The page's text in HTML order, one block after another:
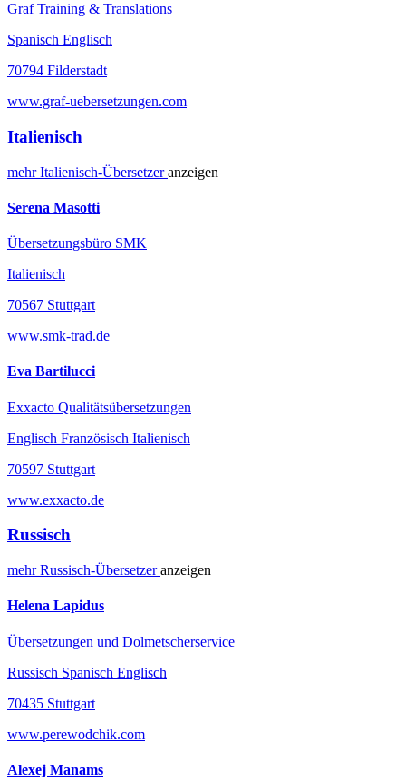
Graf Training & Translations
Spanisch Englisch
70794 Filderstadt
www.graf-uebersetzungen.com
Italienisch
mehrItalienisch-Übersetzeranzeigen
Serena Masotti
Übersetzungsbüro SMK
Italienisch
70567 Stuttgart
www.smk-trad.de
Eva Bartilucci
Exxacto Qualitätsübersetzungen
Englisch Französisch Italienisch
70597 Stuttgart
www.exxacto.de
Russisch
mehrRussisch-Übersetzeranzeigen
Helena Lapidus
Übersetzungen und Dolmetscherservice
Russisch Spanisch Englisch
70435 Stuttgart
www.perewodchik.com
Alexej Manams